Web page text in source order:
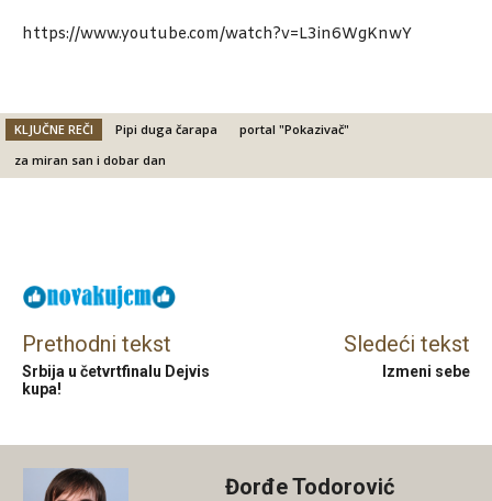
https://www.youtube.com/watch?v=L3in6WgKnwY
KLJUČNE REČI Pipi duga čarapa
portal "Pokazivač"
za miran san i dobar dan
Prethodni tekst
Srbija u četvrtfinalu Dejvis
kupa!
Sledeći tekst
Izmeni sebe
Đorđe Todorović